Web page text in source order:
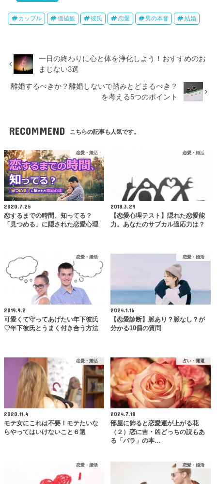
カップル 価値観 彼氏 恋愛 男の本音 結婚
一日の終わりに心と体を浄化しよう！おすすめのお
まじない3選
離婚するべきか？離婚しないで踏みとどまるべき？
を考える5つのポイント
RECOMMEND こちらの記事も人気です。
恋愛・婚活
2020.7.25
恋するまでの時間、知ってる？
「見つめる」に隠された恋愛心理
恋愛・婚活
2018.3.29
【恋愛心理テスト】隠れた恋愛能
力。あなたのサブカル適応力は？
恋愛・婚活
2019.9.2
可愛くて守ってあげたい年下彼氏
♡年下彼氏とうまく付き合う方法
恋愛・婚活
2024.1.16
【恋愛診断】脈あり？脈なし？が
分かる10個の質問
恋愛・婚活
2020.11.4
モテ女にこれは不要！モテたいな
らやってはいけないこと６選
占い・開運
2024.7.18
部屋に飾ると恋愛運が上がる花
（２）恋に吉・凶どっちの説もあ
る「バラ」の本…
恋愛・婚活 恋愛・婚活